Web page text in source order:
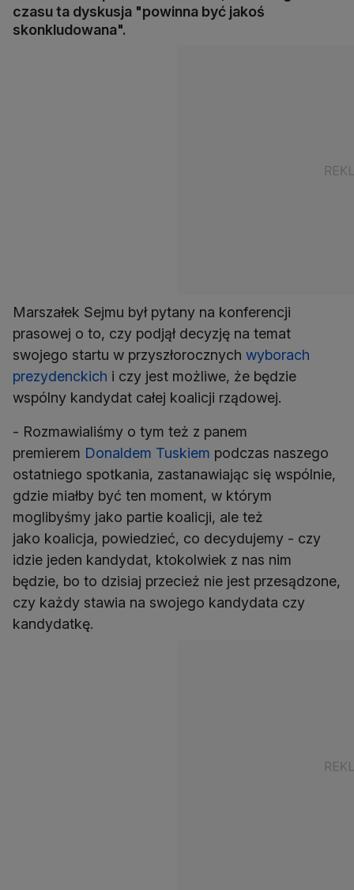
czasu ta dyskusja "powinna być jakoś
skonkludowana".
Marszałek Sejmu był pytany na konferencji
prasowej o to, czy podjął decyzję na temat
swojego startu w przyszłorocznych wyborach
prezydenckich i czy jest możliwe, że będzie
wspólny kandydat całej koalicji rządowej.
- Rozmawialiśmy o tym też z panem
premierem Donaldem Tuskiem podczas naszego
ostatniego spotkania, zastanawiając się wspólnie,
gdzie miałby być ten moment, w którym
moglibyśmy jako partie koalicji, ale też
jako koalicja, powiedzieć, co decydujemy - czy
idzie jeden kandydat, ktokolwiek z nas nim
będzie, bo to dzisiaj przecież nie jest przesądzone,
czy każdy stawia na swojego kandydata czy
kandydatkę.